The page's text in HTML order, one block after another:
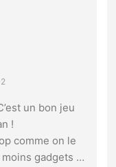
un bon jeu
!
comme on le
gadgets …